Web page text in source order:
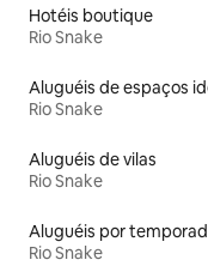
Hotéis boutique
Rio Snake
Rio Snake
Aluguéis de vilas
Rio Snake
Rio Snake